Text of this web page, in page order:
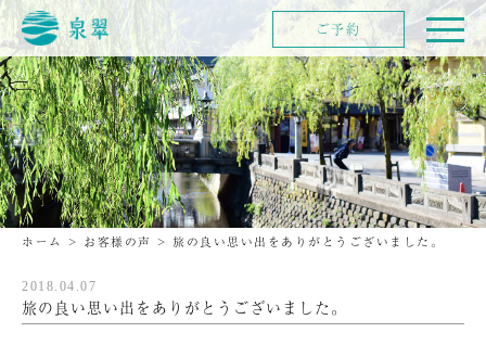
ホーム > お客様の声 > 旅の良い思い出をありがとうございました。
2018.04.07
旅の良い思い出をありがとうございました。
ご予約